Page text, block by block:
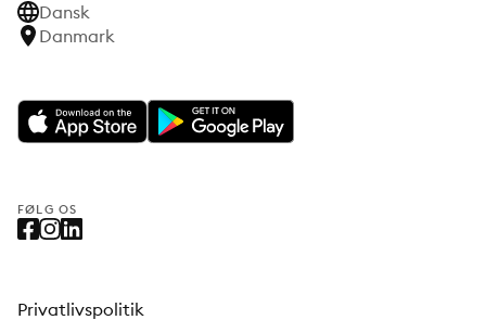
Dansk
Danmark
FØLG OS
Privatlivspolitik